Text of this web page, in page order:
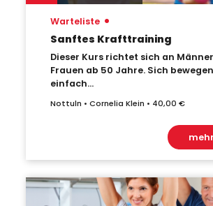
Sanftes Krafttraining
Dieser Kurs richtet sich an
Frauen ab 50 Jahre. Sich
einfach...
Nottuln • Cornelia Klein • 40,00 €
Warteliste •